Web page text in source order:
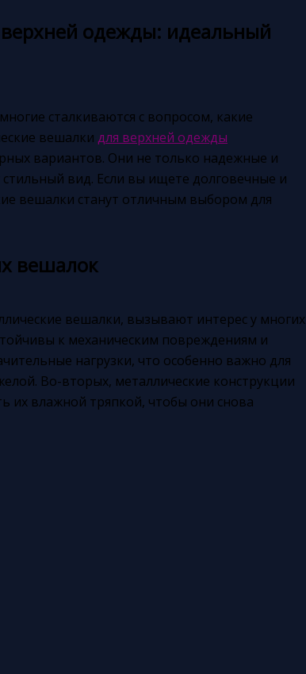
одежды: идеальный
сталкиваются с вопросом, какие
вешалки для верхней одежды
вариантов. Они не только надежные и
вид. Если вы ищете долговечные и
вешалки станут отличным выбором для
вешалок
вешалки, вызывают интерес у многих
к механическим повреждениям и
нагрузки, что особенно важно для
Во-вторых, металлические конструкции
их влажной тряпкой, чтобы они снова